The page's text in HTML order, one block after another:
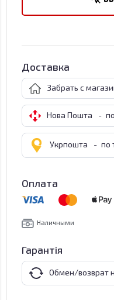
Доставка
Забрать с
Нова Пошта -
Укрпошта - по
Оплата
Наличными
Гарантія
Обмен/возврат